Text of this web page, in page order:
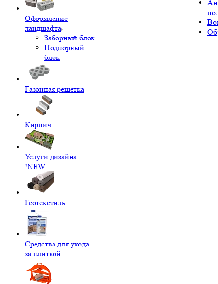
Оформление
ландшафта
Заборный блок
Подпорный
блок
Газонная решетка
Кирпич
Услуги дизайна
!NEW
Геотекстиль
Средства для ухода
за плиткой